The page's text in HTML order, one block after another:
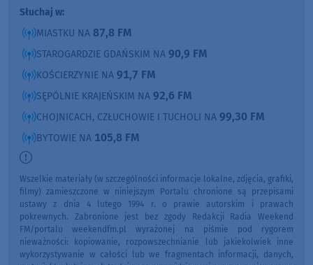
Słuchaj w:
MIASTKU NA 87,8 FM
STAROGARDZIE GDAŃSKIM NA 90,9 FM
KOŚCIERZYNIE NA 91,7 FM
SĘPÓLNIE KRAJEŃSKIM NA 92,6 FM
CHOJNICACH, CZŁUCHOWIE I TUCHOLI NA 99,30 FM
BYTOWIE NA 105,8 FM
Wszelkie materiały (w szczególności informacje lokalne, zdjęcia, grafiki,
filmy) zamieszczone w niniejszym Portalu chronione są przepisami
ustawy z dnia 4 lutego 1994 r. o prawie autorskim i prawach
pokrewnych. Zabronione jest bez zgody Redakcji Radia Weekend
FM/portalu weekendfm.pl wyrażonej na piśmie pod rygorem
nieważności: kopiowanie, rozpowszechnianie lub jakiekolwiek inne
wykorzystywanie w całości lub we fragmentach informacji, danych,